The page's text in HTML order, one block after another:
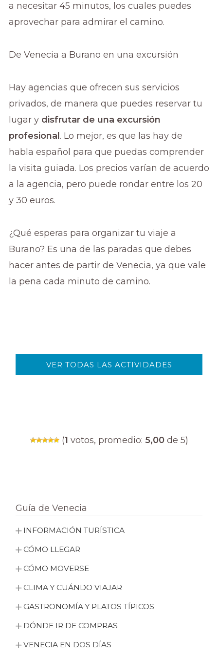
a necesitar 45 minutos, los cuales puedes
aprovechar para admirar el camino.
De Venecia a Burano en una excursión
Hay agencias que ofrecen sus servicios
privados, de manera que puedes reservar tu
lugar y disfrutar de una excursión
profesional . Lo mejor, es que las hay de
habla español para que puedas comprender
la visita guiada. Los precios varían de acuerdo
a la agencia, pero puede rondar entre los 20
y 30 euros.
¿Qué esperas para organizar tu viaje a
Burano? Es una de las paradas que debes
hacer antes de partir de Venecia, ya que vale
la pena cada minuto de camino.
VER TODAS LAS ACTIVIDADES
(1 votos, promedio: 5,00de 5)
Guía de Venecia
INFORMACIÓN TURÍSTICA
CÓMO LLEGAR
CÓMO MOVERSE
CLIMA Y CUÁNDO VIAJAR
GASTRONOMÍA Y PLATOS TÍPICOS
DÓNDE IR DE COMPRAS
VENECIA EN DOS DÍAS